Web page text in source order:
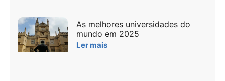
As melhores universidades do
mundo em 2025
Ler mais